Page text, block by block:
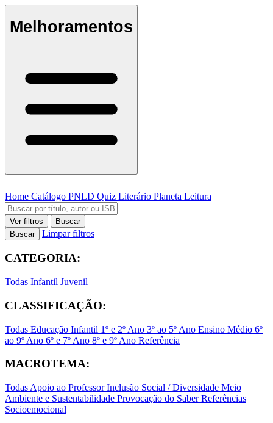
Melhoramentos
Home Catálogo PNLD Quiz Literário Planeta Leitura
Ver filtros
Buscar
Buscar
Limpar filtros
CATEGORIA:
Todas Infantil Juvenil
CLASSIFICAÇÃO:
Todas Educação Infantil 1º e 2º Ano 3º ao 5º Ano Ensino Médio 6º
ao 9º Ano 6º e 7º Ano 8º e 9º Ano Referência
MACROTEMA:
Todas Apoio ao ProfessorInclusão Social / Diversidade Meio
Ambiente e Sustentabilidade Provocação do SaberReferências
Socioemocional